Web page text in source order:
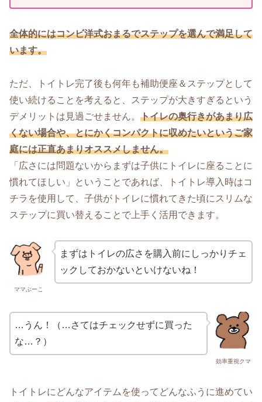
全体的にはコンビ洋式おまるでステップを選んで満足して
います。
ただ、トイトレ完了後も何年も補助便座＆ステップとして
使い続けることを考えると、ステップが大きすぎるという
デメリットは見過ごせません。 トイレの奥行きがあまり広
くない場合や、とにかくコンパクトに収めたいというご家
庭には正直あまりオススメしません。
「広さには問題ないからまずは子供にトイレに座ることに
慣れてほしい」ということであれば、トイトレ導入時はコ
チラを使用して、子供がトイレに慣れてきた頃にスリムな
ステップに買い替えることで上手く活用できます。
ママぶーこ
まずはトイレの広さを購入前にしっかりチェ
ックしておかないといけないね！
効率重視クマ
…うん！（…さてはチェックせずに買った
な…？）
トイトレにどんなアイテムを使ってどんなふうに進めてい